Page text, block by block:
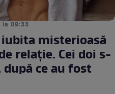
la 09:33
misterioasă
relație. Cei doi s-
ce au fost